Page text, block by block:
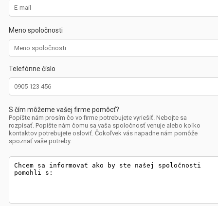
Meno spoločnosti
Telefónne číslo
S čím môžeme vašej firme pomôcť?
Popíšte nám prosím čo vo firme potrebujete vyriešiť. Nebojte sa
rozpísať. Popíšte nám čomu sa vaša spoločnosť venuje alebo koľko
kontaktov potrebujete osloviť. Čokoľvek vás napadne nám pomôže
spoznať vaše potreby.